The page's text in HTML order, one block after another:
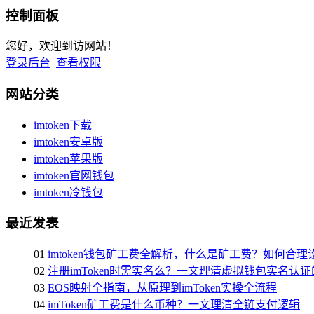
控制面板
您好，欢迎到访网站！
登录后台 查看权限
网站分类
imtoken下载
imtoken安卓版
imtoken苹果版
imtoken官网钱包
imtoken冷钱包
最近发表
01 imtoken钱包矿工费全解析，什么是矿工费？如何合理
02 注册imToken时需实名么？一文理清虚拟钱包实名认
03 EOS映射全指南，从原理到imToken实操全流程
04 imToken矿工费是什么币种？一文理清全链支付逻辑